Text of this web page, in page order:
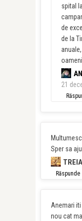
spital
de
de la
oameni
21
Sper sa
TREIA
Răspunde
Anemari
nou cat